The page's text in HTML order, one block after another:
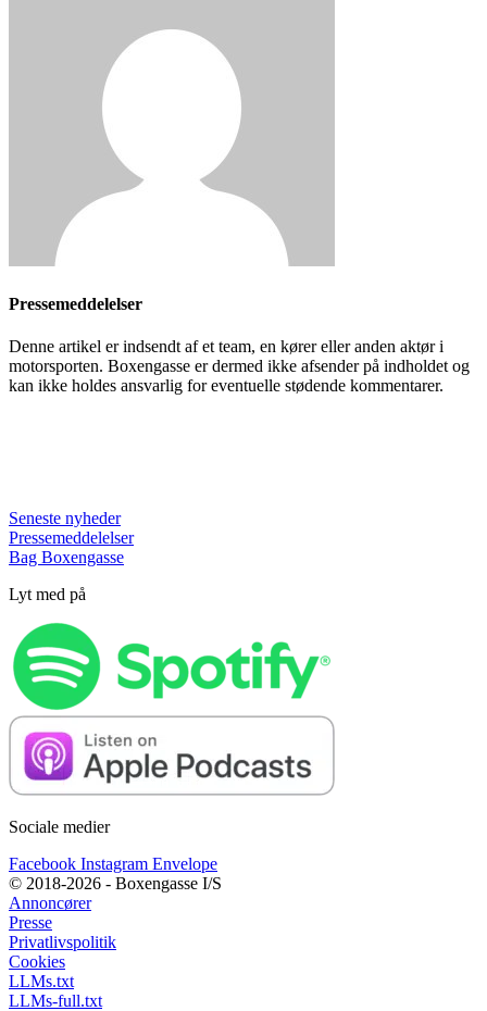
Pressemeddelelser
Denne artikel er indsendt af et team, en kører eller anden aktør i
motorsporten. Boxengasse er dermed ikke afsender på indholdet og
kan ikke holdes ansvarlig for eventuelle stødende kommentarer.
Seneste nyheder
Pressemeddelelser
Bag Boxengasse
Lyt med på
Sociale medier
Facebook Instagram Envelope
© 2018-2026 - Boxengasse I/S
Annoncører
Presse
Privatlivspolitik
Cookies
LLMs.txt
LLMs-full.txt